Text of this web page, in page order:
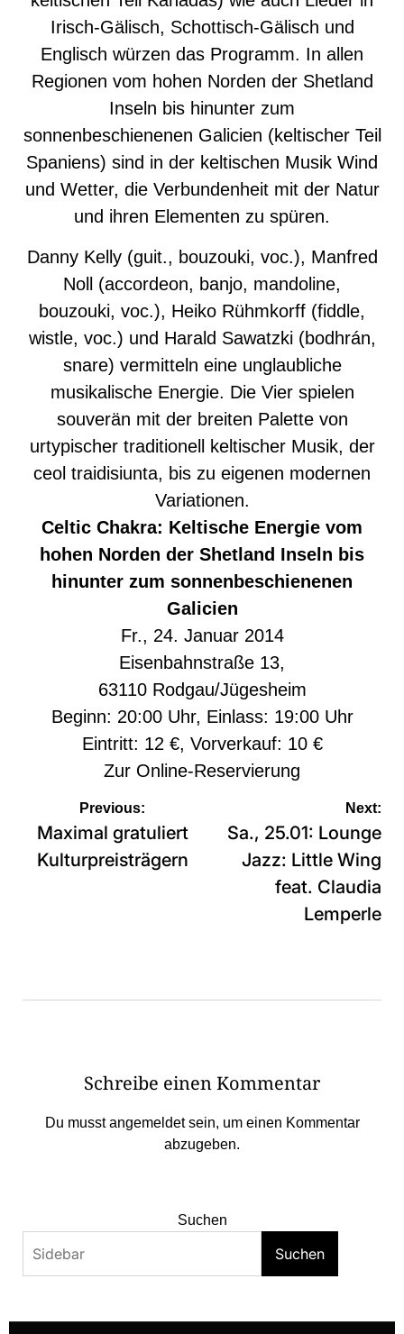
Irisch-Gälisch, Schottisch-Gälisch und
Englisch würzen das Programm. In allen
Regionen vom hohen Norden der Shetland
Inseln bis hinunter zum
sonnenbeschienenen Galicien (keltischer Teil
Spaniens) sind in der keltischen Musik Wind
und Wetter, die Verbundenheit mit der Natur
und ihren Elementen zu spüren.
Danny Kelly (guit., bouzouki, voc.), Manfred
Noll (accordeon, banjo, mandoline,
bouzouki, voc.), Heiko Rühmkorff (fiddle,
wistle, voc.) und Harald Sawatzki (bodhrán,
snare) vermitteln eine unglaubliche
musikalische Energie. Die Vier spielen
souverän mit der breiten Palette von
urtypischer traditionell keltischer Musik, der
ceol traidisiunta, bis zu eigenen modernen
Variationen.
Celtic Chakra: Keltische Energie vom
hohen Norden der Shetland Inseln bis
hinunter zum sonnenbeschienenen
Galicien
Fr., 24. Januar 2014
Eisenbahnstraße 13,
63110 Rodgau/Jügesheim
Beginn: 20:00 Uhr, Einlass: 19:00 Uhr
Eintritt: 12 €, Vorverkauf: 10 €
Zur Online-Reservierung
Beitragsnavigation
Previous:
Maximal gratuliert
Kulturpreisträgern
Next:
Sa., 25.01: Lounge
Jazz: Little Wing
feat. Claudia
Lemperle
Schreibe einen Kommentar
Du musstangemeldetsein, um einen Kommentar
abzugeben.
Suchen
Suchen